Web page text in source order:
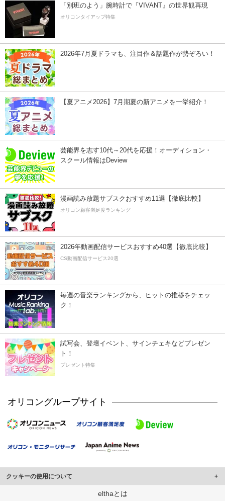
「別班のよう」腕時計で『VIVANT』の世界観再現
オリコンタイアップ特集
2026年7月夏ドラマも、注目作＆話題作が勢ぞろい！
【夏アニメ2026】7月期夏の新アニメを一挙紹介！
芸能界を志す10代～20代を応援！オーディション・
スクール情報はDeview
漫画読み放題サブスクおすすめ11選【徹底比較】
オリコン顧客満足度ランキング
2026年動画配信サービスおすすめ40選【徹底比較】
CS動画配信サービス20選
毎週の音楽ランキングから、ヒットの推移をチェッ
ク！
試写会、登壇イベント、サインチェキなどプレゼン
ト！
プレゼント特集
オリコングループサイト
クッキーの使用について
このサイトでは Cookie を使用して、ユーザーに合わせたコンテンツや広告の
elthaとは